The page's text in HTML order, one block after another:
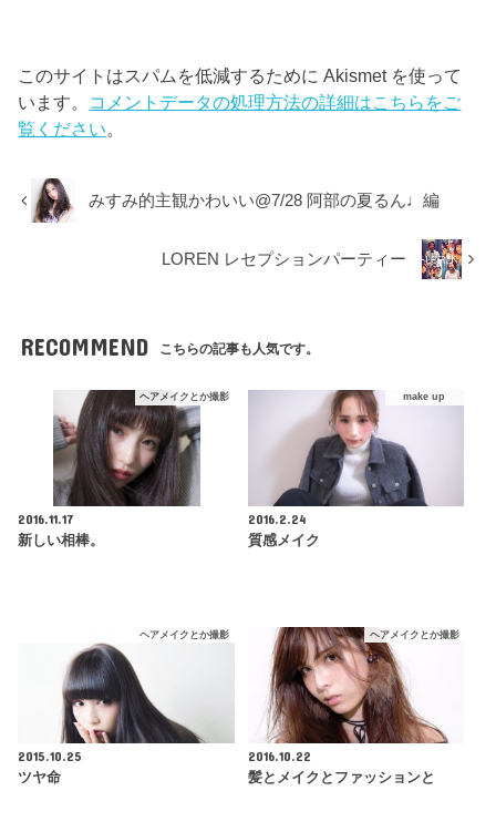
このサイトはスパムを低減するために Akismet を使って
います。 コメントデータの処理方法の詳細はこちらをご
覧ください。
みすみ的主観かわいい@7/28 阿部の夏るん♩編
LOREN レセプションパーティー
RECOMMEND こちらの記事も人気です。
ヘアメイクとか撮影
2016.11.17
新しい相棒。
make up
2016.2.24
質感メイク
ヘアメイクとか撮影
2015.10.25
ツヤ命
ヘアメイクとか撮影
2016.10.22
髪とメイクとファッションと